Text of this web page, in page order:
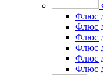
Флюс
Флюс
Флюс
Флюс
Флюс
Флюс